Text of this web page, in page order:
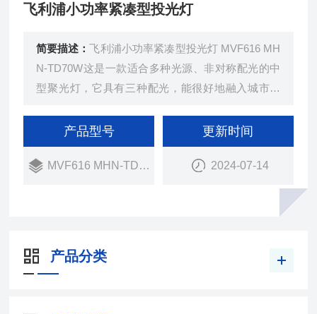
飞利浦小功率紧凑型投光灯
简要描述：飞利浦小功率紧凑型投光灯 MVF616 MH
N-TD70W这是一款适合多种光源、非对称配光的中
型聚光灯，它具有三种配光，能很好地融入城市环
逛和抗认为破坏保护，灯具全天候设计，外观简洁，
便于维护。
产品型号
MVF616 MHN-TD70W
更新时间
2024-07-14
产品分类